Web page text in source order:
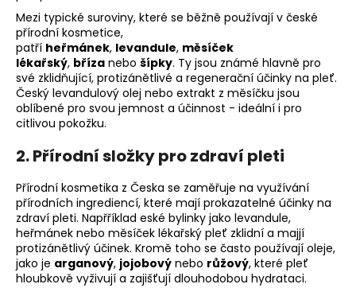
Mezi typické suroviny, které se běžně používají v české
přírodní kosmetice,
patří heřmánek, levandule, měsíček
lékařský, bříza nebo šípky. Ty jsou známé hlavně pro
své zklidňující, protizánětlivé a regenerační účinky na pleť.
Český levandulový olej nebo extrakt z měsíčku jsou
oblíbené pro svou jemnost a účinnost - ideální i pro
citlivou pokožku.
2. Přírodní složky pro zdraví pleti
Přírodní kosmetika z Česka se zaměřuje na využívání
přírodních ingrediencí, které mají prokazatelné účinky na
zdraví pleti. Napřříklad eské bylinky jako levandule,
heřmánek nebo měsíček lékařský pleť zklidní a majjí
protizánětlivý účinek. Kromě toho se často používají oleje,
jako je arganový, jojobový nebo růžový, které pleť
hloubkově vyživují a zajišťují dlouhodobou hydrataci.
D
o
p
o
r
u
č
u
j
e
m
e